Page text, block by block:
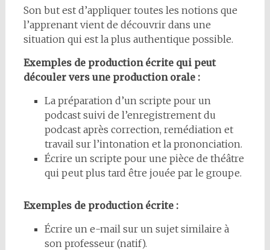
Son but est d’appliquer toutes les notions que
l’apprenant vient de découvrir dans une
situation qui est la plus authentique possible.
Exemples de production écrite qui peut
découler vers une production orale :
La préparation d’un scripte pour un
podcast suivi de l’enregistrement du
podcast après correction, remédiation et
travail sur l’intonation et la prononciation.
Écrire un scripte pour une pièce de théâtre
qui peut plus tard être jouée par le groupe.
Exemples de production écrite :
Écrire un e-mail sur un sujet similaire à
son professeur (natif).